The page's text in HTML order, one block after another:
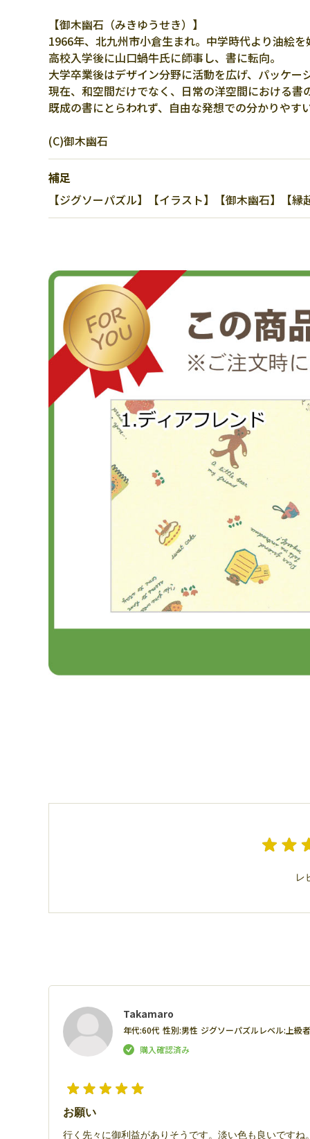
【御木幽石（みきゆうせき）】
1966年、北九州市小倉生まれ。中学時代より油絵を
高校入学後に山口蝸牛氏に師事し、書に転向。
大学卒業後はデザイン分野に活動を広げ、パッケ
現在、和空間だけでなく、日常の洋空間における書
既成の書にとらわれず、自由な発想での分かりやす
(C)御木幽石
補足
【ジグソーパズル】【イラスト】【御木幽石】【
レ
Takamaro
年代:60代 性別:男性 ジグソーパズルレベル: 上級者
お願い
行く先々に御利益がありそうです。淡い色も良いですね